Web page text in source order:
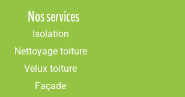
Nos services
Isolation
Nettoyage toiture
Velux toiture
Façade